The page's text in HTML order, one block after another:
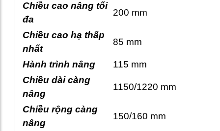
Chiều cao nâng tối
đa
200 mm
Chiều cao hạ thấp
nhất
85 mm
Hành trình nâng
115 mm
Chiều dài càng
nâng
1150/1220 mm
Chiều rộng càng
nâng
150/160 mm